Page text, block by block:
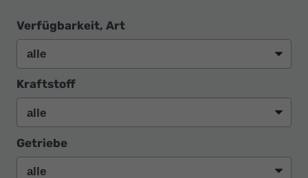
Verfügbarkeit, Art
Kraftstoff
Getriebe